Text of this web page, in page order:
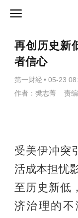
再创历史新
者信心
第一财经 • 05-23
作者：樊志菁 责编
受美伊冲突
活成本担忧
至历史新低
济治理的不